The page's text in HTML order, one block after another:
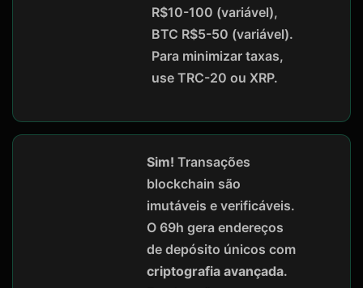
R$10-100 (variável),
BTC R$5-50 (variável).
Para minimizar taxas,
use TRC-20 ou XRP.
Sim! Transações
blockchain são
imutáveis e verificáveis.
O 69h gera endereços
de depósito únicos com
criptografia avançada.